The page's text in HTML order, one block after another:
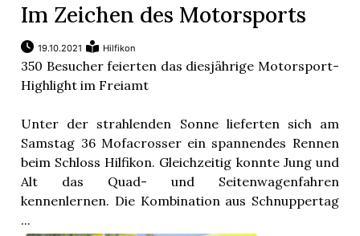
Im Zeichen des Motorsports
19.10.2021 Hilfikon
350 Besucher feierten das diesjährige Motorsport-
Highlight im Freiamt
Unter der strahlenden Sonne lieferten sich am
Samstag 36 Mofacrosser ein spannendes Rennen
beim Schloss Hilfikon. Gleichzeitig konnte Jung und
Alt das Quad- und Seitenwagenfahren
kennenlernen. Die Kombination aus Schnuppertag
...